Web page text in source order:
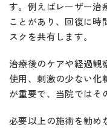
す。例えばレーザー治
ことがあり、回復に時
スクを共有します。
治療後のケアや経過観
使用、刺激の少ない化
が重要で、当院ではそ
必要以上の施術を勧め